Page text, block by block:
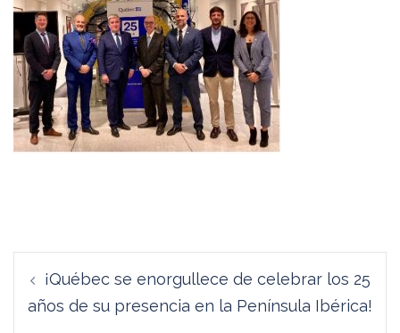
de
entradas
¡Québec se enorgullece de celebrar los 25
años de su presencia en la Península Ibérica!